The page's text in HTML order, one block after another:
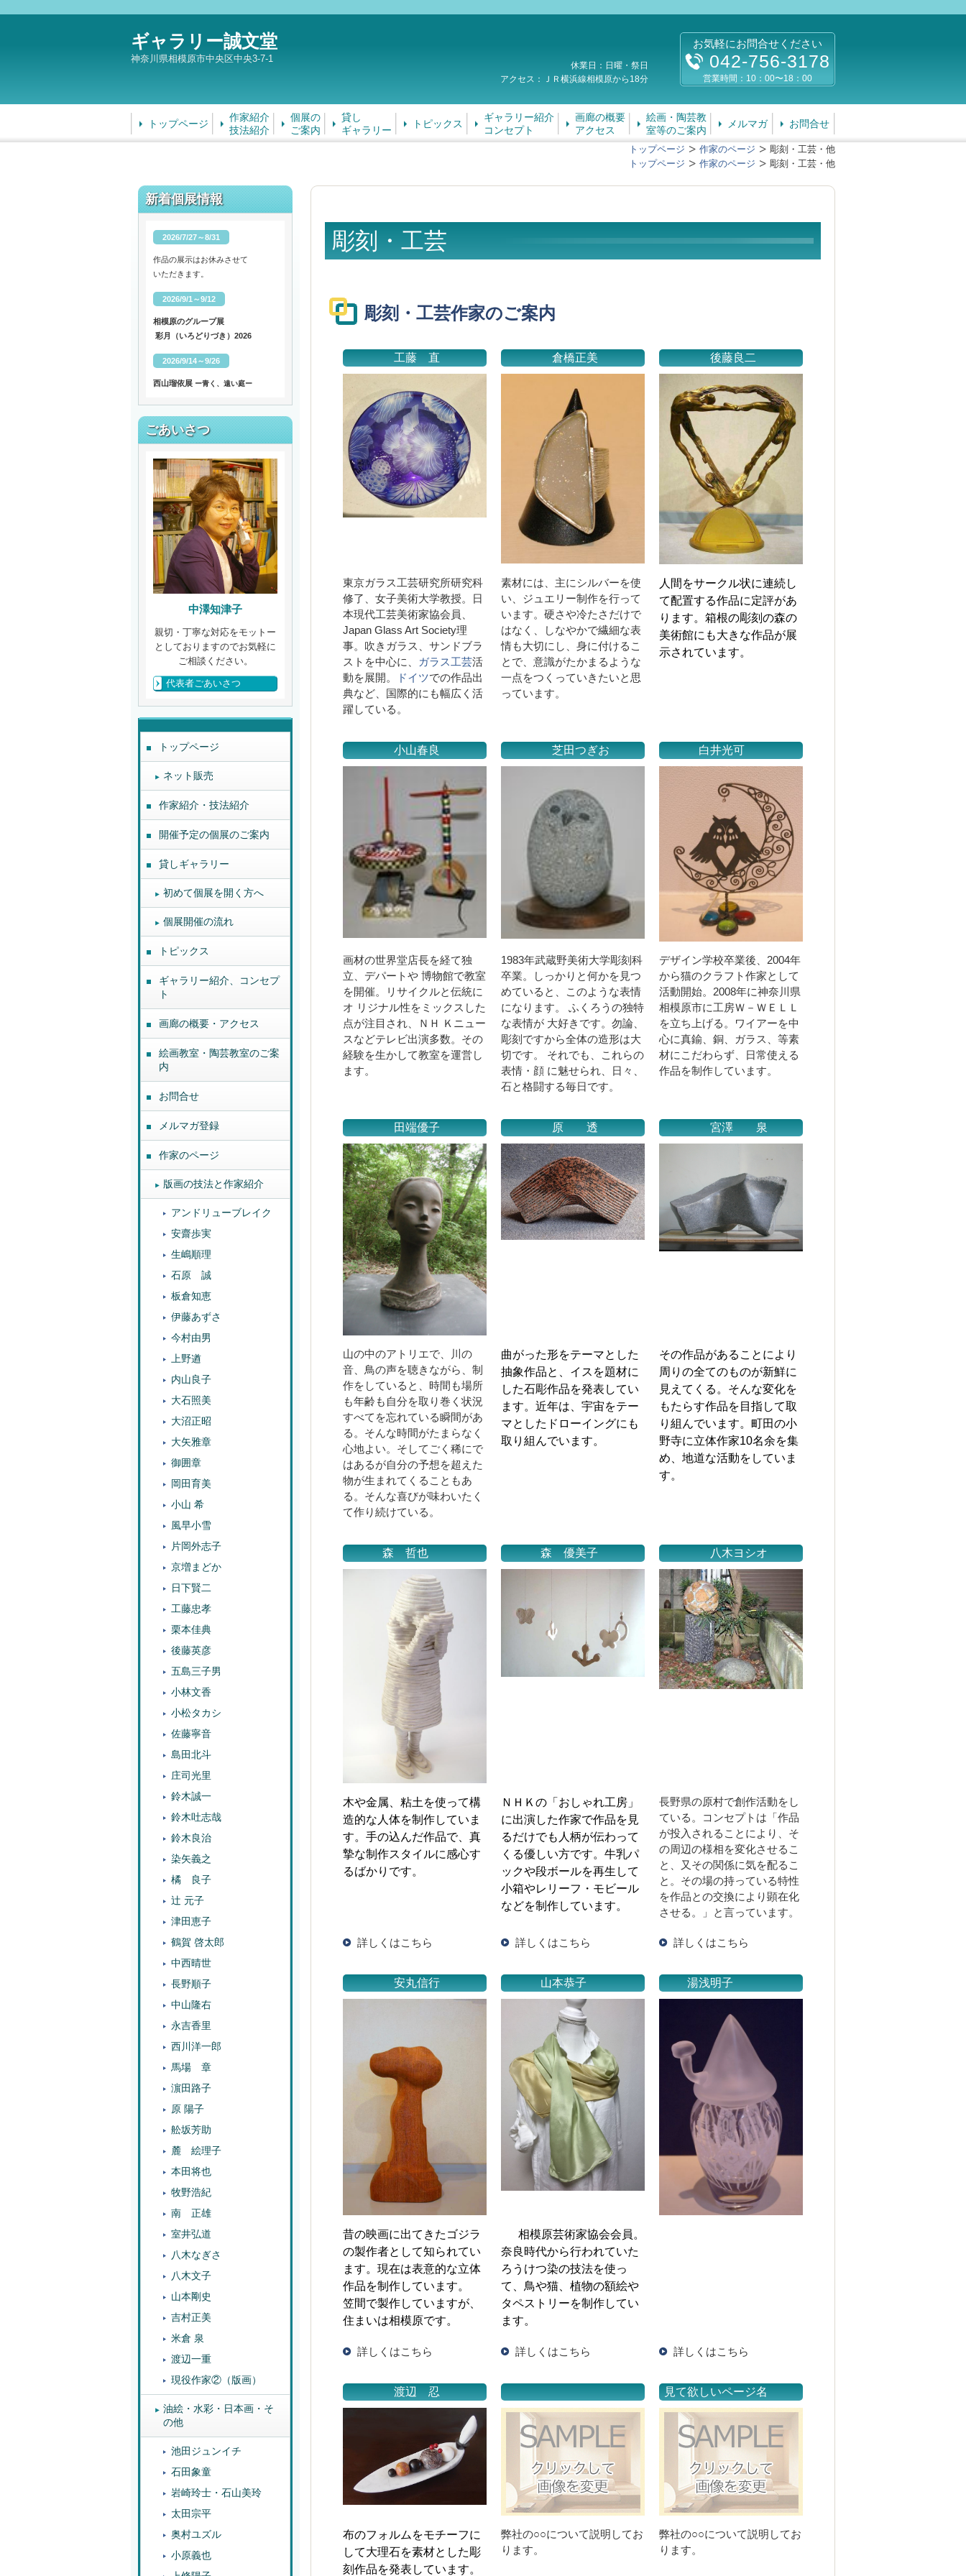
ギャラリー誠文堂
神奈川県相模原市中央区中央3-7-1
休業日：日曜・祭日
アクセス：ＪＲ横浜線相模原から18分
お気軽にお問合せください
042-756-3178
営業時間：10：00〜18：00
トップページ
作家紹介
技法紹介
個展の
ご案内
貸し
ギャラリー
トピックス
ギャラリー紹介
コンセプト
画廊の概要
アクセス
絵画・陶芸教
室等のご案内
メルマガ お問合せ
トップページ 作家のページ
彫刻・工芸・他
トップページ
作家のページ 彫刻・工芸・他
彫刻・工芸
彫刻・工芸作家のご案内
工藤 直
東京ガラス工芸研究所研究科
修了、女子美術大学教授。日
本現代工芸美術家協会員、
Japan Glass Art Society理
事。吹きガラス、サンドブラ
ストを中心に、
ガラス工芸活
動を展開。
ドイツでの作品出
典など、国際的にも幅広く活
躍している。
倉橋正美
素材には、主にシルバーを使
い、ジュエリー制作を行って
います。硬さや冷たさだけで
はなく、しなやかで繊細な表
情も大切にし、身に付けるこ
とで、意識がたかまるような
一点をつくっていきたいと思
っています。
後藤良二
人間をサークル状に連続し
て配置する作品に定評があ
ります。箱根の彫刻の森の
美術館にも大きな作品が展
示されています。
小山春良
画材の世界堂店長を経て独
立、デパートや 博物館で教室
を開催。リサイクルと伝統に
オ リジナル性をミックスした
点が注目され、ＮＨ Ｋニュー
スなどテレビ出演多数。その
経験を生かして教室を運営し
ます。
芝田つぎお
1983年武蔵野美術大学彫刻科
卒業。
しっかりと何かを見つ
めていると、このような表情
になります。 ふくろうの独特
な表情が 大好きです。勿論、
彫刻ですから全体の造形は大
切です。 それでも、これらの
表情・顔 に魅せられ、日々、
石と格闘する毎日です。
白井光可
デザイン学校卒業後、2004年
から猫のクラフト作家として
活動開始。2008年に神奈川県
相模原市に工房Ｗ－ＷＥＬＬ
を立ち上げる。ワイアーを中
心に真鍮、銅、ガラス、等素
材にこだわらず、日常使える
作品を制作しています。
田端優子
山の中のアトリエで、川の
音、鳥の声を聴きながら、制
作をしていると、時間も場所
も年齢も自分を取り巻く状況
すべてを忘れている瞬間があ
る。そんな時間がたまらなく
心地よい。そしてごく稀にで
はあるが自分の予想を超えた
物が生まれてくることもあ
る。そんな喜びが味わいたく
て作り続けている。
原 透
曲がった形をテーマとした
抽象作品と、イスを題材に
した石彫作品を発表してい
ます。近年は、宇宙をテー
マとしたドローイングにも
取り組んでいます。
宮澤 泉
その作品があることにより
周りの全てのものが新鮮に
見えてくる。そんな変化を
もたらす作品を目指して取
り組んでいます。町田の小
野寺に立体作家10名余を集
め、地道な活動をしていま
す。
森 哲也
木や金属、粘土を使って構
造的な人体を制作していま
す。手の込んだ作品で、真
摯な制作スタイルに感心す
るばかりです。
詳しくはこちら
森 優美子
ＮＨＫの「おしゃれ工房」
に出演した作家で作品を見
るだけでも人柄が伝わって
くる優しい方です。牛乳パ
ックや段ボールを再生して
小箱やレリーフ・モビール
などを制作しています。
詳しくはこちら
八木ヨシオ
長野県の原村で創作活動をし
ている。コンセプトは「作品
が投入されることにより、そ
の周辺の様相を変化させるこ
と、又その関係に気を配るこ
と。その場の持っている特性
を作品との交換により顕在化
させる。」と言っています。
詳しくはこちら
安丸信行
昔の映画に出てきたゴジラ
の製作者として知られてい
ます。現在は表意的な立体
作品を制作しています。
笠間で製作していますが、
住まいは相模原です。
詳しくはこちら
山本恭子
相模原芸術家協会会員。
奈良時代から行われていた
ろうけつ染の技法を使っ
て、鳥や猫、植物の額絵や
タペストリーを制作してい
ます。
詳しくはこちら
湯浅明子
詳しくはこちら
渡辺 忍
布のフォルムをモチーフに
して大理石を素材とした彫
刻作品を発表しています。
弊社の○○について説明してお
ります。
見て欲しいページ名
弊社の○○について説明してお
ります。
新着個展情報
2026/7/27～8/31
作品の展示はお休みさせて
いただきます。
2026/9/1～9/12
相模原のグループ展
彩月（いろどりづき）2026
2026/9/14～9/26
西山瑠依展 ー青く、遠い庭ー
ごあいさつ
中澤知津子
親切・丁寧な対応をモットー
としておりますのでお気軽に
ご相談ください。
代表者ごあいさつ
トップページ
ネット販売
作家紹介・技法紹介
開催予定の個展のご案内
貸しギャラリー
初めて個展を開く方へ
個展開催の流れ
トピックス
ギャラリー紹介、コンセプ
ト
画廊の概要・アクセス
絵画教室・陶芸教室のご案
内
お問合せ
メルマガ登録
作家のページ
版画の技法と作家紹介
アンドリューブレイク
安齋歩実
生嶋順理
石原 誠
板倉知恵
伊藤あずさ
今村由男
上野遒
内山良子
大石照美
大沼正昭
大矢雅章
御囲章
岡田育美
小山 希
風早小雪
片岡外志子
京増まどか
日下賢二
工藤忠孝
栗本佳典
後藤英彦
五島三子男
小林文香
小松タカシ
佐藤寧音
島田北斗
庄司光里
鈴木誠一
鈴木吐志哉
鈴木良治
染矢義之
橘 良子
辻 元子
津田恵子
鶴賀 啓太郎
中西晴世
長野順子
中山隆右
永吉香里
西川洋一郎
馬場 章
濵田路子
原 陽子
舩坂芳助
麓 絵理子
本田将也
牧野浩紀
南 正雄
室井弘道
八木なぎさ
八木文子
山本剛史
吉村正美
米倉 泉
渡辺一重
現役作家②（版画）
油絵・水彩・日本画・そ
の他
池田ジュンイチ
石田象童
岩崎玲士・石山美玲
太田宗平
奥村ユズル
小原義也